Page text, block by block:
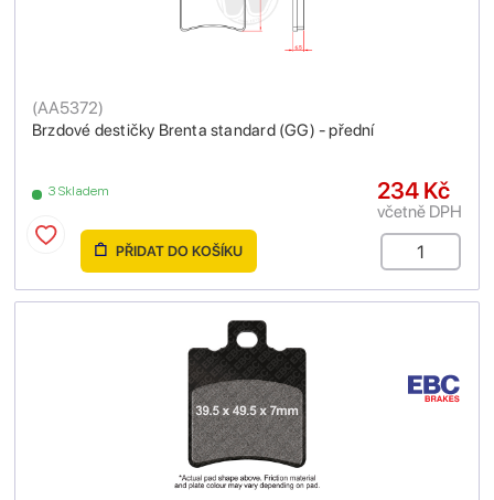
Brzdové destičky Brenta standard (GG) - přední
(AA5372)
3 Skladem 234 Kč
včetně DPH
PŘIDAT DO KOŠÍKU